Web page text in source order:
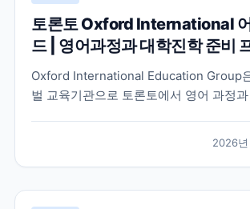
토론토 Oxford International
드 | 영어과정과 대학진학 준비
Oxford International Education Group
벌 교육기관으로 토론토에서 영어 과정
2026년